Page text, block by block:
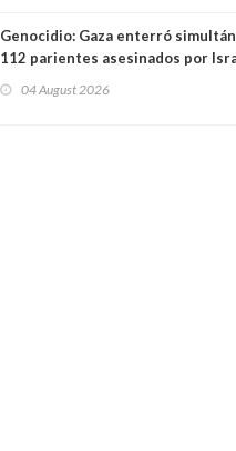
Genocidio: Gaza enterró
112 parientes asesinados por
muertos figuran 44 niños y nueve
04 August 2026